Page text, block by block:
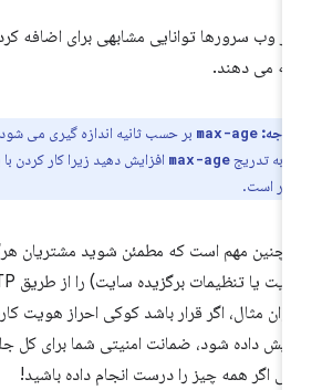
وب سرورها توانایی مشابهی برای اضافه
می دهند.
max-ageبر حسب ثانیه اندازه گیری می شود.
و به تدریجmax-age
است.
مهم است که مطمئن شوید مشتریان هرگز
مثال، اگر قرار باشد کوکی احراز هویت
داده شود، ضمانت امنیتی شما برای کل جلسه
اگر همه چیز را درست انجام داده باشید!